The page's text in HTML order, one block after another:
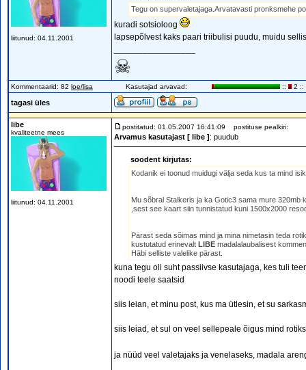
liitunud: 04.11.2001
Tegu on supervaletajaga.Arvatavasti pronksmehe
kuradi sotsioloog
lapsepõlvest kaks paari triibulisi puudu, muidu
☠
Kommentaarid: 82 loe/lisa Kasutajad arvavad: :: 2 ::
tagasi üles
libe
kvaliteetne mees
liitunud: 04.11.2001
postitatud: 01.05.2007 16:41:09 postituse pealkiri:
Arvamus kasutajast [ libe ]: puudub
soodent kirjutas:
Kodanik ei toonud muidugi välja seda kus ta mind
Mu sõbral Stalkeris ja ka Gotic3 sama mure 320mb
,sest see kaart siin tunnistatud kuni 1500x2000
Pärast seda sõimas mind ja mina nimetasin teda
kustutatud erinevalt LIBE madalalaubalisest
Häbi selliste valelike pärast.
kuna tegu oli suht passiivse kasutajaga, kes tuli
noodi teele saatsid
siis leian, et minu post, kus ma ütlesin, et su
siis leiad, et sul on veel sellepeale õigus mind
ja nüüd veel valetajaks ja venelaseks, madala